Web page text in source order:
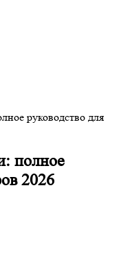
руководство для
полное
2026